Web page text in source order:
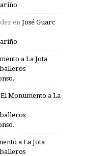
en José Guarc
a La Jota
El Monumento a La
a La Jota